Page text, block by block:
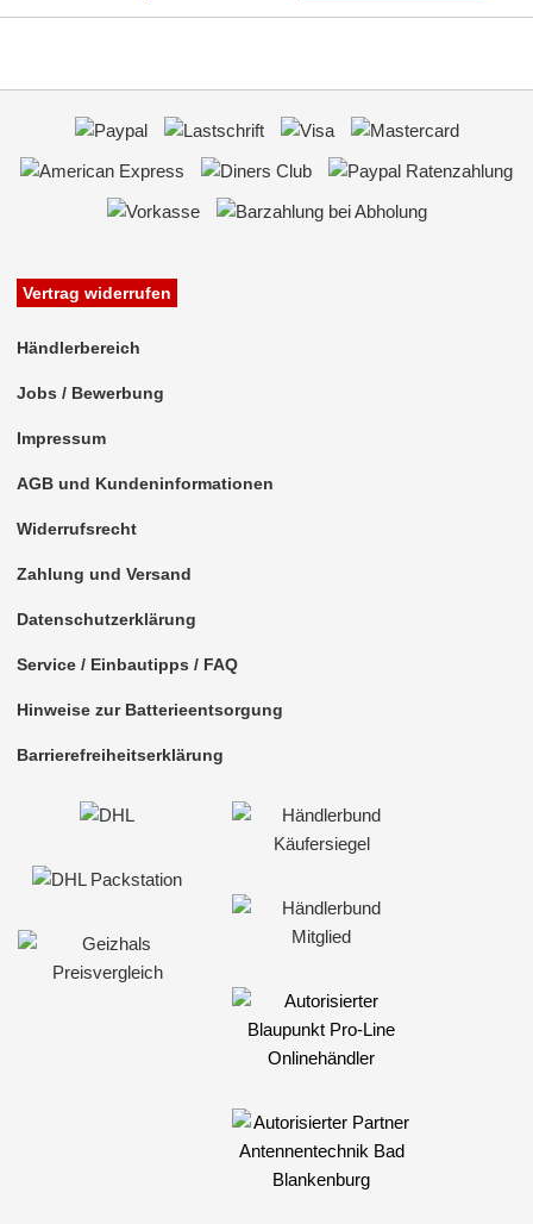
Vertrag widerrufen
Händlerbereich
Jobs / Bewerbung
Impressum
AGB und Kundeninformationen
Widerrufsrecht
Zahlung und Versand
Datenschutzerklärung
Service / Einbautipps / FAQ
Hinweise zur Batterieentsorgung
Barrierefreiheitserklärung